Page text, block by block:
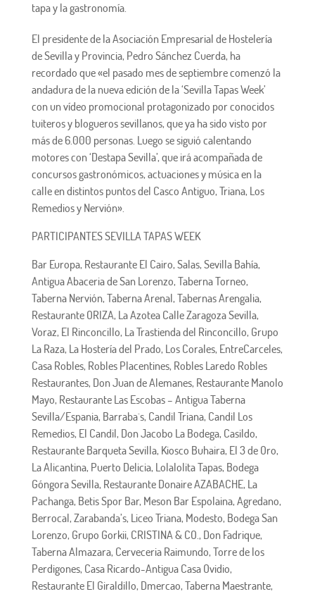
tapa y la gastronomía.
El presidente de la Asociación Empresarial de Hostelería
de Sevilla y Provincia, Pedro Sánchez Cuerda, ha
recordado que «el pasado mes de septiembre comenzó la
andadura de la nueva edición de la ‘Sevilla Tapas Week’
con un vídeo promocional protagonizado por conocidos
tuiteros y blogueros sevillanos, que ya ha sido visto por
más de 6.000 personas. Luego se siguió calentando
motores con ‘Destapa Sevilla’, que irá acompañada de
concursos gastronómicos, actuaciones y música en la
calle en distintos puntos del Casco Antiguo, Triana, Los
Remedios y Nervión».
PARTICIPANTES SEVILLA TAPAS WEEK
Bar Europa, Restaurante El Cairo, Salas, Sevilla Bahía,
Antigua Abaceria de San Lorenzo, Taberna Torneo,
Taberna Nervión, Taberna Arenal, Tabernas Arengalia,
Restaurante ORIZA, La Azotea Calle Zaragoza Sevilla,
Voraz, El Rinconcillo, La Trastienda del Rinconcillo, Grupo
La Raza, La Hostería del Prado, Los Corales, EntreCarceles,
Casa Robles, Robles Placentines, Robles Laredo Robles
Restaurantes, Don Juan de Alemanes, Restaurante Manolo
Mayo, Restaurante Las Escobas – Antigua Taberna
Sevilla/Espania, Barraba´s, Candil Triana, Candil Los
Remedios, El Candil, Don Jacobo La Bodega, Casildo,
Restaurante Barqueta Sevilla, Kiosco Buhaira, El 3 de Oro,
La Alicantina, Puerto Delicia, Lolalolita Tapas, Bodega
Góngora Sevilla, Restaurante Donaire AZABACHE, La
Pachanga, Betis Spor Bar, Meson Bar Espolaina, Agredano,
Berrocal, Zarabanda’s, Liceo Triana, Modesto, Bodega San
Lorenzo, Grupo Gorkii, CRISTINA & CO., Don Fadrique,
Taberna Almazara, Cerveceria Raimundo, Torre de los
Perdigones, Casa Ricardo-Antigua Casa Ovidio,
Restaurante El Giraldillo, Dmercao, Taberna Maestrante,